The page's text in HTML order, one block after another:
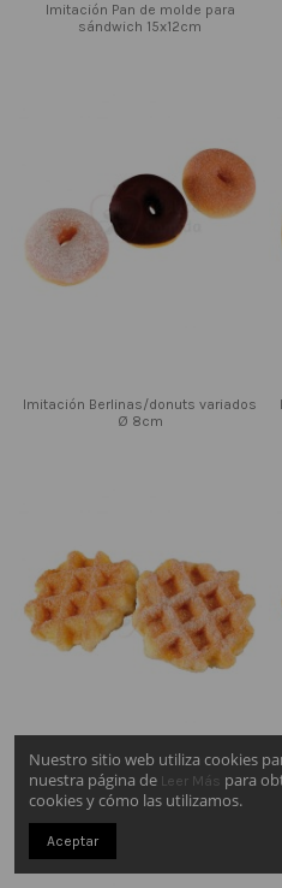
Imitación Pan de molde para
sándwich 15x12cm
Imitación Berlinas/donuts variados
Ø 8cm
Imitación Gofres de azúcar Ø 9cm
Nuestro sitio web utiliza cookies
nuestra página de Leer Más para
cookies y cómo las utilizamos.
Aceptar